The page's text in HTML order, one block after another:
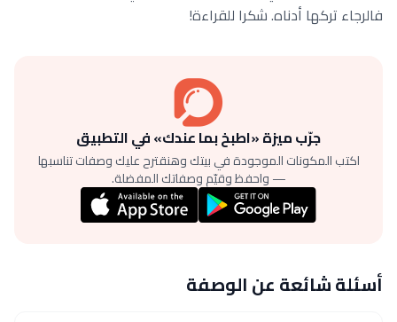
فالرجاء تركها أدناه. شكرا للقراءة!
جرّب ميزة «اطبخ بما عندك» في التطبيق
اكتب المكونات الموجودة في بيتك وهنقترح عليك وصفات تناسبها
— واحفظ وقيّم وصفاتك المفضلة.
أسئلة شائعة عن الوصفة